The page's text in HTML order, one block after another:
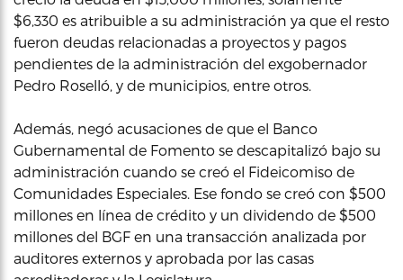
$6,330 es atribuible a su administración ya que el resto
fueron deudas relacionadas a proyectos y pagos
pendientes de la administración del exgobernador
Pedro Roselló, y de municipios, entre otros.
Además, negó acusaciones de que el Banco
Gubernamental de Fomento se descapitalizó bajo su
administración cuando se creó el Fideicomiso de
Comunidades Especiales. Ese fondo se creó con $500
millones en línea de crédito y un dividendo de $500
millones del BGF en una transacción analizada por
auditores externos y aprobada por las casas